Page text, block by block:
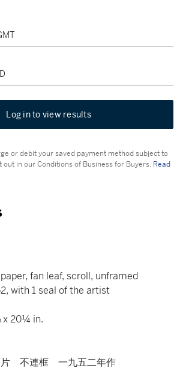
Log in to view results
or debit your saved payment method subject to
out in our Conditions of Business for Buyers. Read
fan leaf, scroll, unframed
with 1 seal of the artist
x 20¼ in.
不連框 一九五二年作